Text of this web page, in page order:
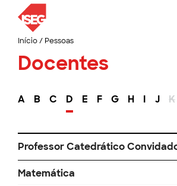
Início/ Pessoas
Docentes
A B C D E F G H I J K
Professor Catedrático
Matemática